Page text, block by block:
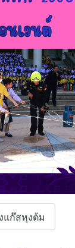
แก๊สหุงต้ม